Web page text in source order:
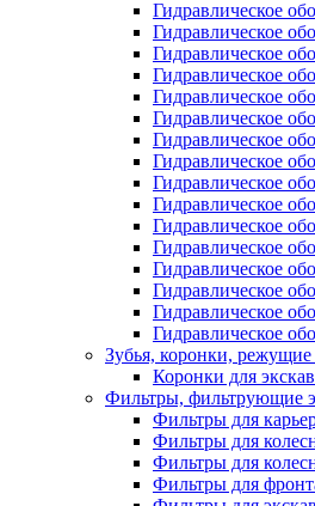
Гидравлическое
Гидравлическое
Гидравлическое
Гидравлическое
Гидравлическое
Гидравлическое
Гидравлическое
Гидравлическое
Гидравлическое
Гидравлическое
Гидравлическое
Гидравлическое
Гидравлическое
Гидравлическое
Гидравлическое
Гидравлическое
Зубья, коронки, режущие
Коронки для
Фильтры, фильтрующие
Фильтры для
Фильтры для
Фильтры для
Фильтры для